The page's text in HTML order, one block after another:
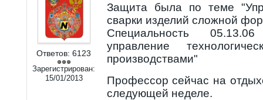
Ответов: 6123
Зарегистрирован:
15/01/2013
Защита была по теме
сварки изделий сложной
Специальность
управление
производствами"
Профессор сейчас на
следующей неделе.